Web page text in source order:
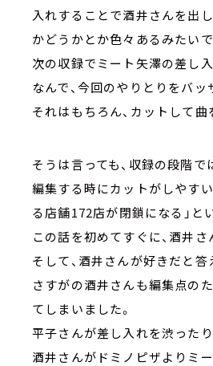
入れすることで酒井さんを出
かどうかとか色々あるみたい
次の収録でミート矢澤の差し
なんで、今回のやりとりをバ
それはもちろん、カットして
そうは言っても、収録の段階
編集する時にカットがしやす
る店舗172店が閉鎖になる」と
この話を初めてすぐに、酒井
そして、酒井さんが好きだと答
さすがの酒井さんも編集点の
てしまいました。
平子さんが差し入れを渋った
酒井さんがドミノピザよりミ